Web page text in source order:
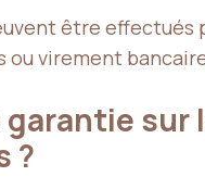
être effectués
ou virement
sur
?